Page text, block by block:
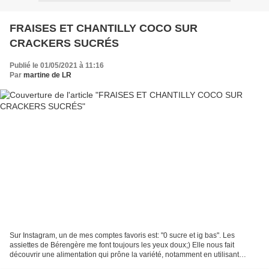
FRAISES ET CHANTILLY COCO SUR
CRACKERS SUCRÉS
Publié le 01/05/2021 à 11:16
Par martine de LR
Sur Instagram, un de mes comptes favoris est: "0 sucre et ig bas". Les
assiettes de Bérengère me font toujours les yeux doux;) Elle nous fait
découvrir une alimentation qui prône la variété, notamment en utilisant